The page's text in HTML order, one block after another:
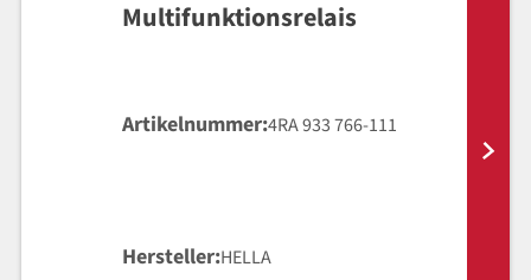
Multifunktionsrelais
Artikelnummer 4RA 933 766-111
Hersteller HELLA